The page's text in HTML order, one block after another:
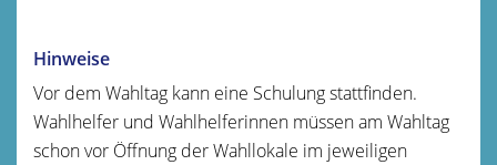
Hinweise
Vor dem Wahltag kann eine Schulung stattfinden.
Wahlhelfer und Wahlhelferinnen müssen am Wahltag
schon vor Öffnung der Wahllokale im jeweiligen